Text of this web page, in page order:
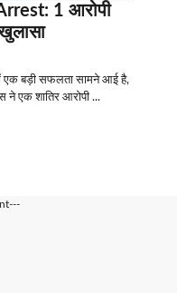
1 आरोपी
बड़ी सफलता सामने आई है,
ने एक शातिर आरोपी ...